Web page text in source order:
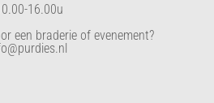
16.00u
een braderie of evenement?